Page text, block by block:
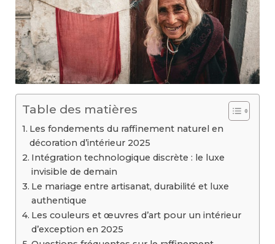
Table des matières
Les fondements du raffinement naturel en
décoration d’intérieur 2025
Intégration technologique discrète : le luxe
invisible de demain
Le mariage entre artisanat, durabilité et luxe
authentique
Les couleurs et œuvres d’art pour un intérieur
d’exception en 2025